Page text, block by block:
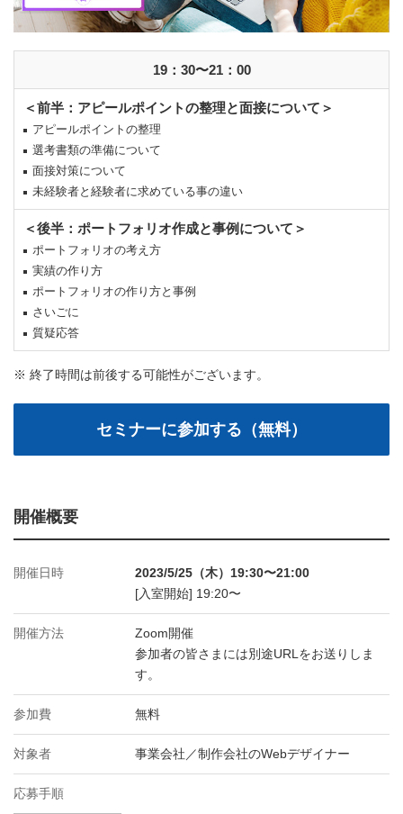
19：30〜21：00
＜前半：アピールポイントの整理と面接について＞
アピールポイントの整理
選考書類の準備について
面接対策について
未経験者と経験者に求めている事の違い
＜後半：ポートフォリオ作成と事例について＞
ポートフォリオの考え方
実績の作り方
ポートフォリオの作り方と事例
さいごに
質疑応答
※ 終了時間は前後する可能性がございます。
開催概要
開催日時
2023/5/25（木）19:30〜21:00
[入室開始] 19:20〜
開催方法
Zoom開催
参加者の皆さまには別途URLをお送りしま
す。
参加費 無料
対象者 事業会社／制作会社のWebデザイナー
応募手順